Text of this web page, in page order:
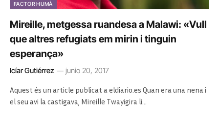
FACTOR HUMÀ
Mireille, metgessa ruandesa a Malawi: «Vull
que altres refugiats em mirin i tinguin
esperança»
Icíar Gutiérrez junio 20, 2017
Aquest és un article publicat a eldiario.es Quan era una nena i
el seu avi la castigava, Mireille Twayigira li…